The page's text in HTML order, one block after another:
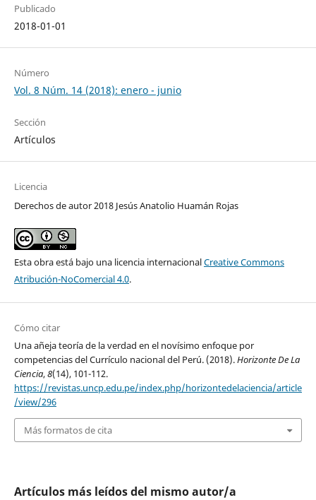
Publicado
2018-01-01
Número
Vol. 8 Núm. 14 (2018): enero - junio
Sección
Artículos
Licencia
Derechos de autor 2018 Jesús Anatolio Huamán Rojas
Esta obra está bajo una licencia internacionalCreative Commons
Atribución-NoComercial 4.0.
Cómo citar
Una añeja teoría de la verdad en el novísimo enfoque por
competencias del Currículo nacional del Perú. (2018).Horizonte De La
Ciencia,8(14), 101-112.
https://revistas.uncp.edu.pe/index.php/horizontedelaciencia/article
/view/296
Más formatos de cita
Artículos más leídos del mismo autor/a